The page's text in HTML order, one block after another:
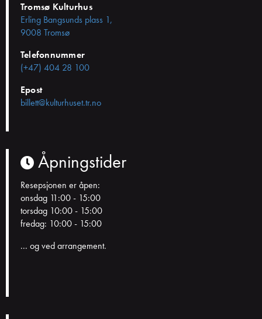
Tromsø Kulturhus
Erling Bangsunds plass 1,
9008 Tromsø
Telefonnummer
(+47) 404 28 100
Epost
billett@kulturhuset.tr.no
Åpningstider
Resepsjonen er åpen:
onsdag 11:00 - 15:00
torsdag 10:00 - 15:00
fredag: 10:00 - 15:00
... og ved arrangement.